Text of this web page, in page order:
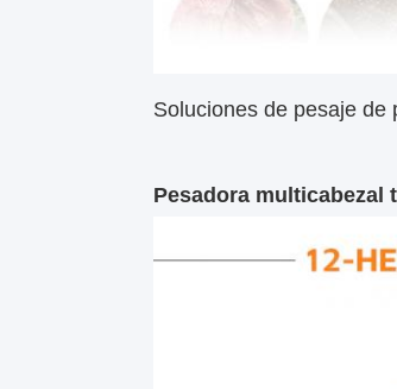
Soluciones de pesaje de
Pesadora multicabezal